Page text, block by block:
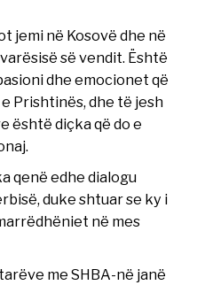
jemi në Kosovë dhe në
së vendit. Është
dhe emocionet që
Prishtinës, dhe të jesh
është diçka që do e
qenë edhe dialogu
duke shtuar se ky i
në mes
me SHBA-në janë